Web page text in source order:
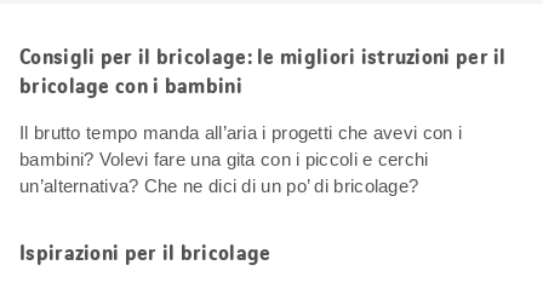
Consigli per il bricolage: le migliori istruzioni per il
bricolage con i bambini
Il brutto tempo manda all’aria i progetti che avevi con i
bambini? Volevi fare una gita con i piccoli e cerchi
un’alternativa? Che ne dici di un po’ di bricolage?
Ispirazioni per il bricolage